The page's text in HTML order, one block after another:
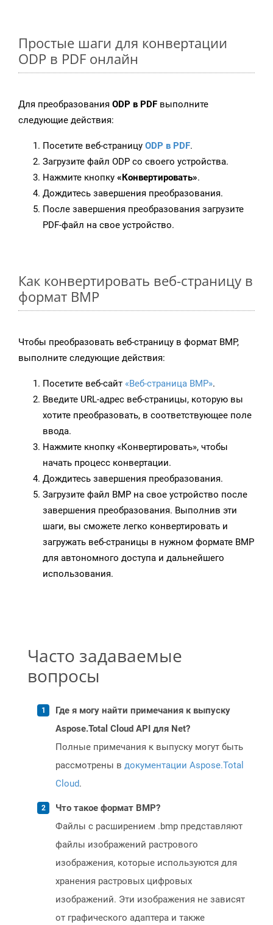
Простые шаги для конвертации
ODP в PDF онлайн
Для преобразования ODP в PDF выполните
следующие действия:
Посетите веб-страницу ODP в PDF.
Загрузите файл ODP со своего устройства.
Нажмите кнопку «Конвертировать».
Дождитесь завершения преобразования.
После завершения преобразования загрузите
PDF-файл на свое устройство.
Как конвертировать веб-страницу в
формат BMP
Чтобы преобразовать веб-страницу в формат BMP,
выполните следующие действия:
Посетите веб-сайт «Веб-страница BMP».
Введите URL-адрес веб-страницы, которую вы
хотите преобразовать, в соответствующее поле
ввода.
Нажмите кнопку «Конвертировать», чтобы
начать процесс конвертации.
Дождитесь завершения преобразования.
Загрузите файл BMP на свое устройство после
завершения преобразования. Выполнив эти
шаги, вы сможете легко конвертировать и
загружать веб-страницы в нужном формате BMP
для автономного доступа и дальнейшего
использования.
Часто задаваемые
вопросы
Где я могу найти примечания к выпуску
Aspose.Total Cloud API для Net?
Полные примечания к выпуску могут быть
рассмотрены в документации Aspose.Total
Cloud.
Что такое формат BMP?
Файлы с расширением .bmp представляют
файлы изображений растрового
изображения, которые используются для
хранения растровых цифровых
изображений. Эти изображения не зависят
от графического адаптера и также